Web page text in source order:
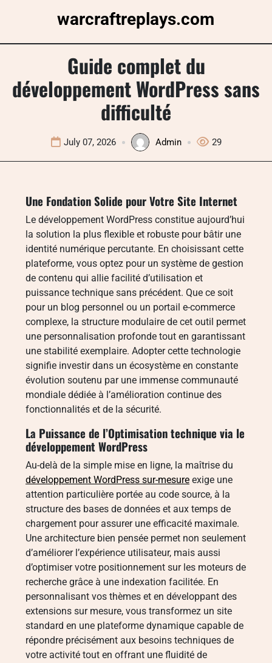
warcraftreplays.com
Guide complet du
développement WordPress sans
difficulté
July 07, 2026 Admin 29
Une Fondation Solide pour Votre Site Internet
Le développement WordPress constitue aujourd’hui
la solution la plus flexible et robuste pour bâtir une
identité numérique percutante. En choisissant cette
plateforme, vous optez pour un système de gestion
de contenu qui allie facilité d’utilisation et
puissance technique sans précédent. Que ce soit
pour un blog personnel ou un portail e-commerce
complexe, la structure modulaire de cet outil permet
une personnalisation profonde tout en garantissant
une stabilité exemplaire. Adopter cette technologie
signifie investir dans un écosystème en constante
évolution soutenu par une immense communauté
mondiale dédiée à l’amélioration continue des
fonctionnalités et de la sécurité.
La Puissance de l’Optimisation technique via le
développement WordPress
Au-delà de la simple mise en ligne, la maîtrise du
développement WordPress sur-mesure exige une
attention particulière portée au code source, à la
structure des bases de données et aux temps de
chargement pour assurer une efficacité maximale.
Une architecture bien pensée permet non seulement
d’améliorer l’expérience utilisateur, mais aussi
d’optimiser votre positionnement sur les moteurs de
recherche grâce à une indexation facilitée. En
personnalisant vos thèmes et en développant des
extensions sur mesure, vous transformez un site
standard en une plateforme dynamique capable de
répondre précisément aux besoins techniques de
votre activité tout en offrant une fluidité de